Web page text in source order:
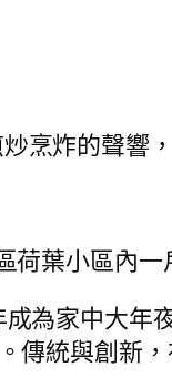
烹炸的聲響
荷葉小區內
為家中大年
傳統與創新